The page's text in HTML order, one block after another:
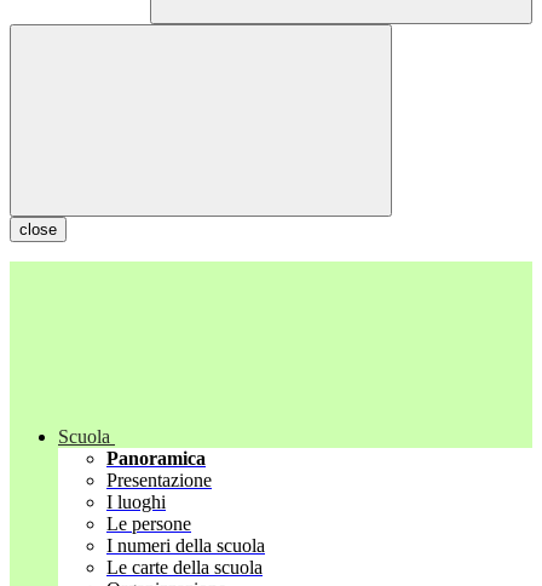
close
Scuola
Panoramica
Presentazione
I luoghi
Le persone
I numeri della scuola
Le carte della scuola